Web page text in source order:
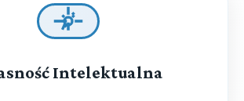
Intelektualna